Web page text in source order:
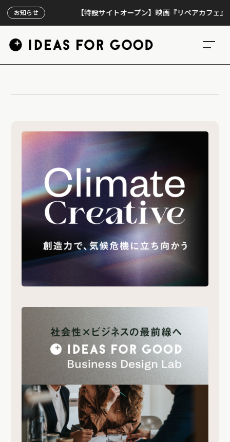
お知らせ 【特設サイトオープン】映画『リペアカフェ』、上